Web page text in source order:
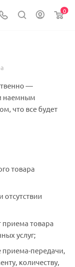
0
—
наемным
что все будет
товара
отсутствии
приема товара
услуг;
приема-передачи,
количеству,